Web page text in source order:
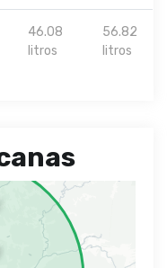
46.08
litros
56.82
litros